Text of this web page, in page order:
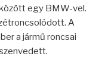
egy BMW-vel.
A
a jármű roncsai